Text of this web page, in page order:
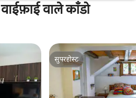
वाईफ़ाई वाले काँडो
सुपरहोस्ट
सुपरहोस्ट